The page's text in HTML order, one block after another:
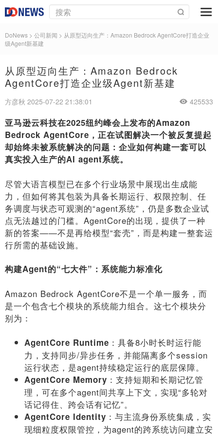
DoNews > 公司新闻 > 从原型迈向生产：Amazon Bedrock AgentCore打造企业
级Agent新基建
从原型迈向生产：Amazon Bedrock
AgentCore打造企业级Agent新基建
方彦秋 2025-07-22 21:38:01 425533
亚马逊云科技在2025纽约峰会上发布的Amazon
Bedrock AgentCore，正在试图解决一个被反复提起
却始终未被系统解决的问题：企业如何构建一套可以
真实投入生产的AI agent系统。
尽管大语言模型已在多个行业场景中展现出生成能
力，但如何将其包装为具备长期运行、权限控制、任
务调度与状态可观测的“agent系统”，仍是多数企业试
点无法越过的门槛。AgentCore的出现，提供了一种
新的答案——不是再给模型“套壳”，而是构建一整套运
行所需的基础设施。
构建Agent的“七大件”：系统能力标准化
Amazon Bedrock AgentCore不是一个单一服务，而
是一个包含七个模块的系统能力组合。这七个模块分
别为：
AgentCore Runtime ：具备8小时长时运行能
力，支持同步/异步任务，并能隔离多个session
运行状态，是agent持续稳定运行的底层保障。
AgentCore Memory ：支持短期和长期记忆管
理，可在多个agent间共享上下文，实现“多轮对
话记得住、跨会话有记忆”。
AgentCore Identity ：与主流身份系统集成，实
现细粒度权限管控，为agent的跨系统访问建立安